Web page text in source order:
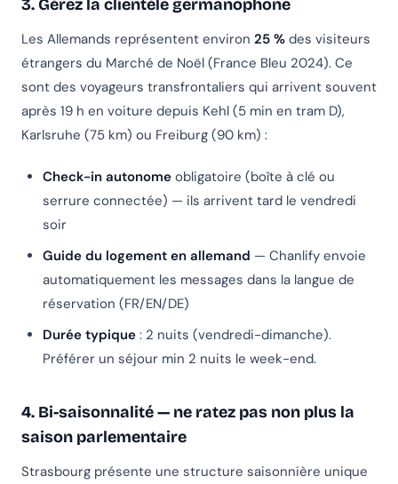
3. Gérez la clientèle germanophone
Les Allemands représentent environ 25 % des visiteurs
étrangers du Marché de Noël (France Bleu 2024). Ce
sont des voyageurs transfrontaliers qui arrivent souvent
après 19 h en voiture depuis Kehl (5 min en tram D),
Karlsruhe (75 km) ou Freiburg (90 km) :
Check-in autonome obligatoire (boîte à clé ou
serrure connectée) — ils arrivent tard le vendredi
soir
Guide du logement en allemand — Chanlify envoie
automatiquement les messages dans la langue de
réservation (FR/EN/DE)
Durée typique : 2 nuits (vendredi-dimanche).
Préférer un séjour min 2 nuits le week-end.
4. Bi-saisonnalité — ne ratez pas non plus la
saison parlementaire
Strasbourg présente une structure saisonnière unique